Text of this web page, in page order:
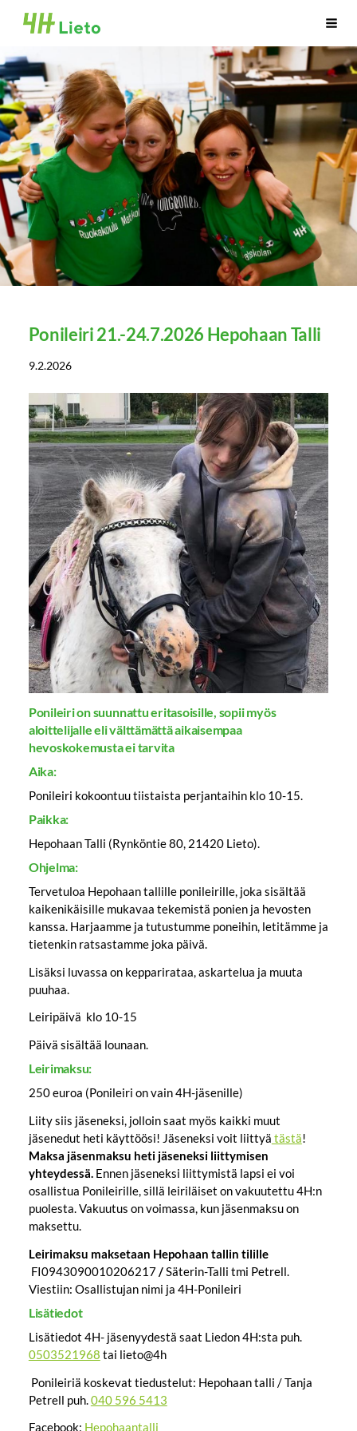
Siirry
sivun
sisältöön
Liedon 4H-yhdistys
Ponileiri 21.-24.7.2026 Hepohaan Talli
9.2.2026
Ponileiri on suunnattu eritasoisille, sopii myös
aloittelijalle eli välttämättä aikaisempaa
hevoskokemusta ei tarvita
Aika:
Ponileiri kokoontuu tiistaista perjantaihin klo 10-15.
Paikka:
Hepohaan Talli (Rynköntie 80, 21420 Lieto).
Ohjelma:
Tervetuloa Hepohaan tallille ponileirille, joka sisältää
kaikenikäisille mukavaa tekemistä ponien ja hevosten
kanssa. Harjaamme ja tutustumme poneihin, letitämme ja
tietenkin ratsastamme joka päivä.
Lisäksi luvassa on kepparirataa, askartelua ja muuta
puuhaa.
Leiripäivä klo 10-15
Päivä sisältää lounaan.
Leirimaksu:
250 euroa (Ponileiri on vain 4H-jäsenille)
Liity siis jäseneksi, jolloin saat myös kaikki muut
jäsenedut heti käyttöösi! Jäseneksi voit liittyä tästä!
Maksa jäsenmaksu heti jäseneksi liittymisen
yhteydessä. Ennen jäseneksi liittymistä lapsi ei voi
osallistua Ponileirille, sillä leiriläiset on vakuutettu 4H:n
puolesta. Vakuutus on voimassa, kun jäsenmaksu on
maksettu.
Leirimaksu maksetaan Hepohaan tallin tilille
FI0943090010206217/Säterin-Talli tmi Petrell.
Viestiin: Osallistujan nimi ja 4H-Ponileiri
Lisätiedot
Lisätiedot 4H- jäsenyydestä saat Liedon 4H:sta puh.
0503521968 tai lieto@4h
Ponileiriä koskevat tiedustelut: Hepohaan talli / Tanja
Petrell puh. 040 596 5413
Facebook: Hepohaantalli